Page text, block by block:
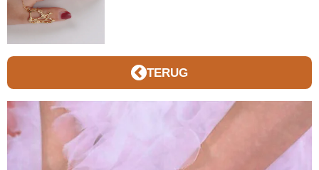
TERUG